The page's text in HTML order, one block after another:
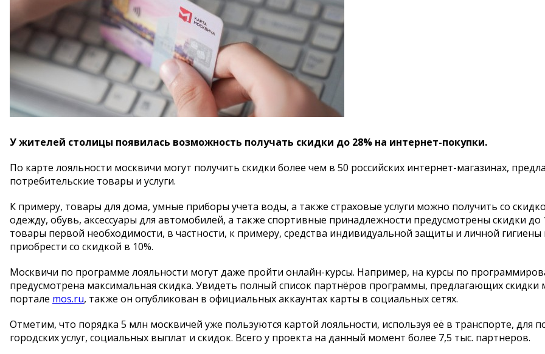
У жителей столицы появилась возможность получать скидки до 28% на интернет-покупки.
По карте лояльности москвичи могут получить скидки более чем в 50 российских интернет-магазинах,
потребительские товары и услуги.
К примеру, товары для дома, умные приборы учета воды, а также страховые услуги можно получить со
одежду, обувь, аксессуары для автомобилей, а также спортивные принадлежности предусмотрены скидки до
товары первой необходимости, в частности, к примеру, средства индивидуальной защиты и личной
приобрести со скидкой в 10%.
Москвичи по программе лояльности могут даже пройти онлайн-курсы. Например, на курсы по
предусмотрена максимальная скидка. Увидеть полный список партнёров программы, предлагающих скидки
портале mos.ru, также он опубликован в официальных аккаунтах карты в социальных сетях.
Отметим, что порядка 5 млн москвичей уже пользуются картой лояльности, используя её в транспорте, для
городских услуг, социальных выплат и скидок. Всего у проекта на данный момент более 7,5 тыс. партнеров.